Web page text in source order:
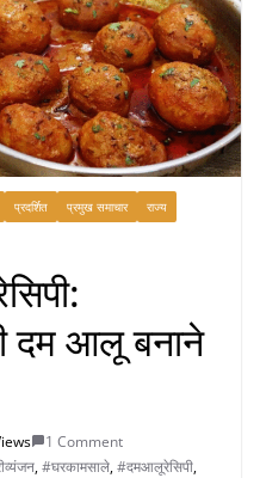
प्रदर्शित प्रमुख समाचार
राज्य
दम आलू बनाने
1 Comment
,#घरकामसाले,#दमआलूरेसिपी,